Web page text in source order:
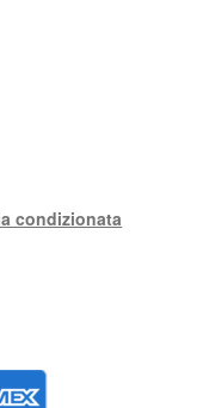
condizionata